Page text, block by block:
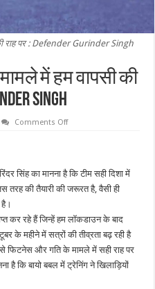
राह पर : Defender Gurinder Singh
में हम वापसी की
Singh
Comments Offon
मामले
में
हम
वापसी
पर
Defender
Gurinder
सिंह का मानना है कि टीम सही दिशा में
की तैयारी की जरूरत है, वैसी ही
कर रहे हैं जिन्हें हम लॉकडाउन के बाद
के महीने में सत्रों की तीव्रता बढ़ रही है
फिटनेस और गति के मामले में सही राह पर
है कि बायो बबल में ट्रेनिंग ने खिलाड़ियों